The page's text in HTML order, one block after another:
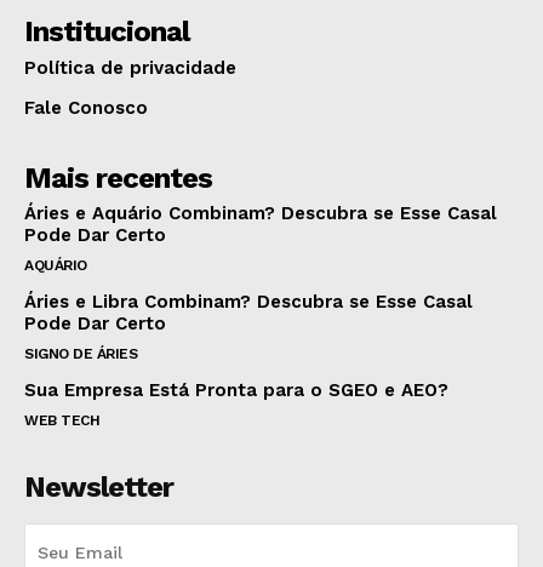
Institucional
Política de privacidade
Fale Conosco
Mais recentes
Áries e Aquário Combinam? Descubra se Esse Casal
Pode Dar Certo
AQUÁRIO
Áries e Libra Combinam? Descubra se Esse Casal
Pode Dar Certo
SIGNO DE ÁRIES
Sua Empresa Está Pronta para o SGEO e AEO?
WEB TECH
Newsletter